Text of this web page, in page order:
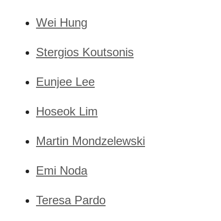
Wei Hung
Stergios Koutsonis
Eunjee Lee
Hoseok Lim
Martin Mondzelewski
Emi Noda
Teresa Pardo